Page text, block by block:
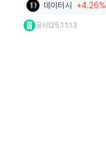
데이터시 +4.26%
공시 25.11.13